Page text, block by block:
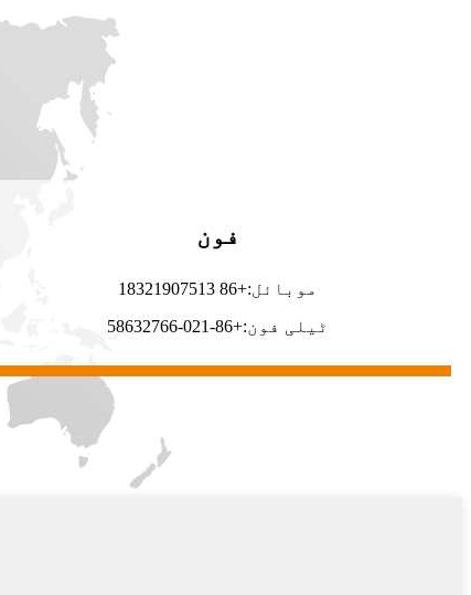
فون
موبائل:+86 18321907513
ٹیلی فون:+86-021-58632766